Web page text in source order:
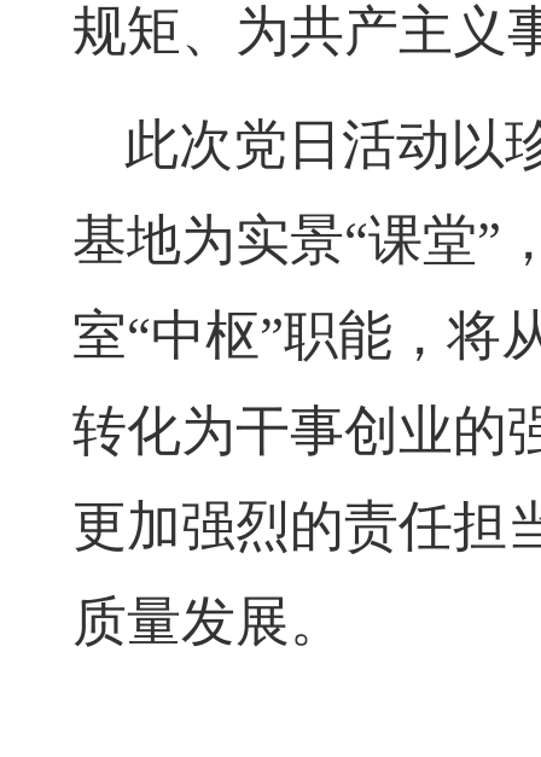
规矩、为共产主义
此次党日活动以
基地为实景“课堂”
室“中枢”职能，将
转化为干事创业的
更加强烈的责任担
质量发展。